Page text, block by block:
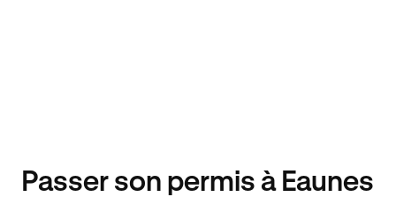
Passer son permis à Eaunes